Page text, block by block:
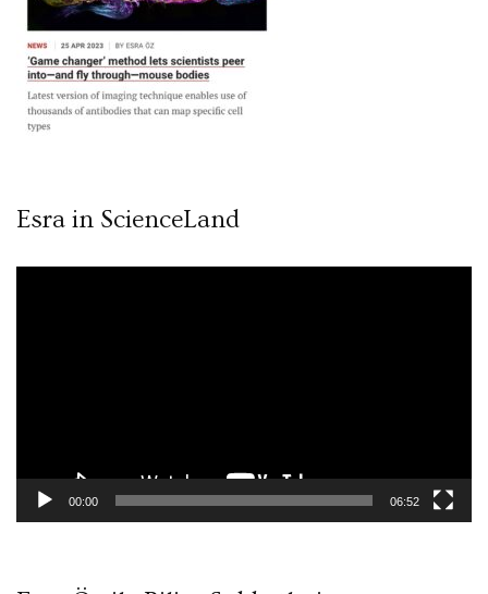
Esra in ScienceLand
00:00 06:52